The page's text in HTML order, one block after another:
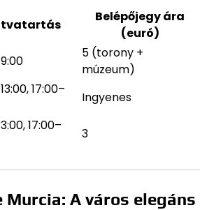
Belépőjegy ára
(euró)
5 (torony +
múzeum)
17:00–
Ingyenes
17:00–
3
Murcia: A város elegáns